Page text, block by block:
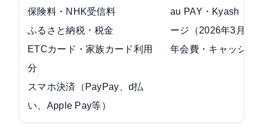
保険料・NHK受信料
ふるさと納税・税金
ETCカード・家族カード利用
分
スマホ決済（PayPay、d払
い、Apple Pay等）
au PAY・Kyash・
ージ（2026年3月以
年会費・キャッシン